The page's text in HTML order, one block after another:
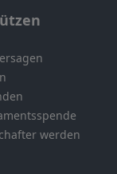
werden